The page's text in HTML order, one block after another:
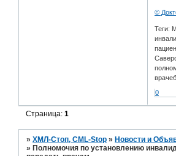
©
Теги:
0
Страница:1
»ХМЛ-Стоп, CML-Stop » Новости и
» Полномочия по установлению